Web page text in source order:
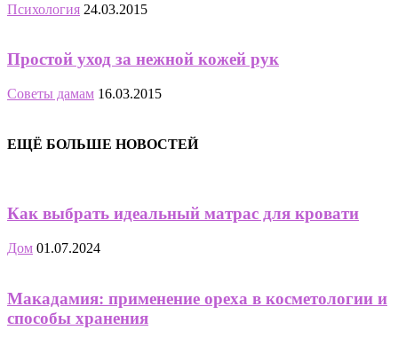
Психология 24.03.2015
Простой уход за нежной кожей рук
Советы дамам 16.03.2015
ЕЩЁ БОЛЬШЕ НОВОСТЕЙ
Как выбрать идеальный матрас для кровати
Дом 01.07.2024
Макадамия: применение ореха в косметологии и
способы хранения